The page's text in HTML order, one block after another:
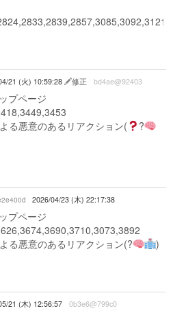
21 (火) 10:59:28 修正 bd4ae@92403
プページ
る悪意のあるリアクション(
?
2026/04/23 (木) 22:17:38
プページ
る悪意のあるリアクション(? )
21 (木) 12:56:57 0b3e6@799c0